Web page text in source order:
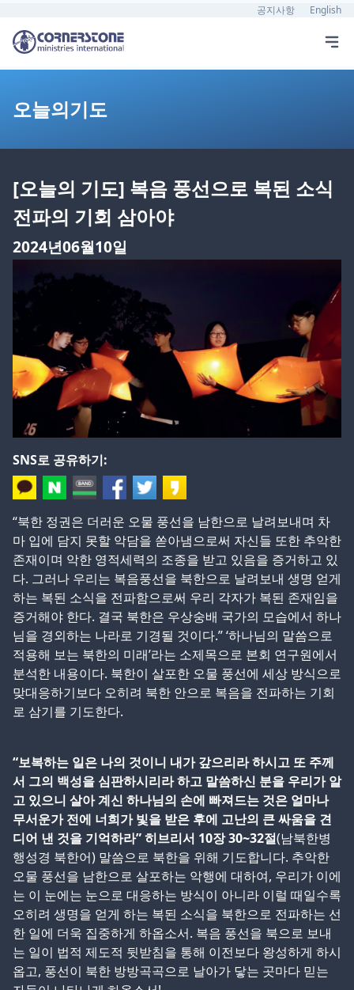
공지사항 English
오늘의기도
[오늘의 기도] 복음 풍선으로 복된 소식
전파의 기회 삼아야
2024년06월10일
SNS로 공유하기:
“북한 정권은 더러운 오물 풍선을 남한으로 날려보내며 차
마 입에 담지 못할 악담을 쏟아냄으로써 자신들 또한 추악한
존재이며 악한 영적세력의 조종을 받고 있음을 증거하고 있
다. 그러나 우리는 복음풍선을 북한으로 날려보내 생명 얻게
하는 복된 소식을 전파함으로써 우리 각자가 복된 존재임을
증거해야 한다. 결국 북한은 우상숭배 국가의 모습에서 하나
님을 경외하는 나라로 기경될 것이다.” ‘하나님의 말씀으로
적용해 보는 북한의 미래’라는 소제목으로 본회 연구원에서
분석한 내용이다. 북한이 살포한 오물 풍선에 세상 방식으로
맞대응하기보다 오히려 북한 안으로 복음을 전파하는 기회
로 삼기를 기도한다.
“보복하는 일은 나의 것이니 내가 갚으리라 하시고 또 주께
서 그의 백성을 심판하시리라 하고 말씀하신 분을 우리가 알
고 있으니 살아 계신 하나님의 손에 빠져드는 것은 얼마나
무서운가 전에 너희가 빛을 받은 후에 고난의 큰 싸움을 견
디어 낸 것을 기억하라” 히브리서 10장 30~32절(남북한병
행성경 북한어) 말씀으로 북한을 위해 기도합니다. 추악한
오물 풍선을 남한으로 살포하는 악행에 대하여, 우리가 이에
는 이 눈에는 눈으로 대응하는 방식이 아니라 이럴 때일수록
오히려 생명을 얻게 하는 복된 소식을 북한으로 전파하는 선
한 일에 더욱 집중하게 하옵소서. 복음 풍선을 북으로 보내
는 일이 법적 제도적 뒷받침을 통해 이전보다 왕성하게 하시
옵고, 풍선이 북한 방방곡곡으로 날아가 닿는 곳마다 믿는